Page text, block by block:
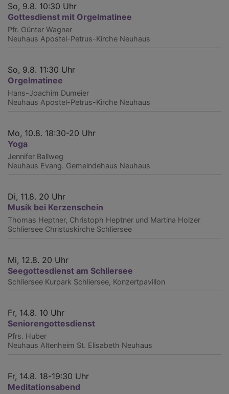
So, 9.8. 10:30 Uhr
Gottesdienst mit Orgelmatinee
Pfr. Günter Wagner
Neuhaus Apostel-Petrus-Kirche Neuhaus
So, 9.8. 11:30 Uhr
Orgelmatinee
Hans-Joachim Dumeier
Neuhaus Apostel-Petrus-Kirche Neuhaus
Mo, 10.8. 18:30-20 Uhr
Yoga
Jennifer Ballweg
Neuhaus Evang. Gemeindehaus Neuhaus
Di, 11.8. 20 Uhr
Musik bei Kerzenschein
Thomas Heptner, Christoph Heptner und Martina Holzer
Schliersee Christuskirche Schliersee
Mi, 12.8. 20 Uhr
Seegottesdienst am Schliersee
Schliersee Kurpark Schliersee, Konzertpavillon
Fr, 14.8. 10 Uhr
Seniorengottesdienst
Pfrs. Huber
Neuhaus Altenheim St. Elisabeth Neuhaus
Fr, 14.8. 18-19:30 Uhr
Meditationsabend